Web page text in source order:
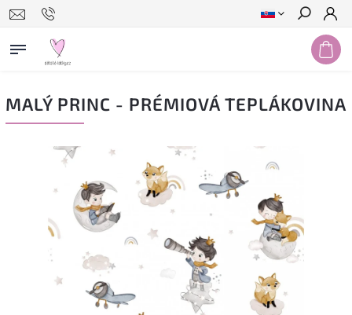
Hľadať
MALÝ PRINC - PRÉMIOVÁ TEPLÁKOVINA